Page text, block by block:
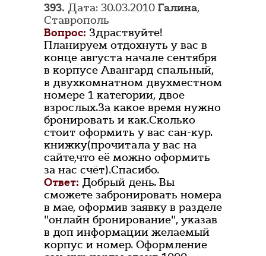
393. Дата: 30.03.2010 Галина,
Ставрополь
Вопрос: Здраствуйте!
Планируем отдохнуть у вас в
конце августа начале сентября
в корпусе Авангард спальный,
в двухкомнатном двухместном
номере 1 категории, двое
взрослых.За какое время нужно
бронировать и как.Сколько
стоит оформить у вас сан-кур.
книжку(прочитала у вас на
сайте,что её можно оформить
за нас счёт).Спасибо.
Ответ: Добрый день. Вы
сможете забронировать номера
в мае, оформив заявку в разделе
"онлайн бронирование", указав
в доп информации желаемый
корпус и номер. Оформление